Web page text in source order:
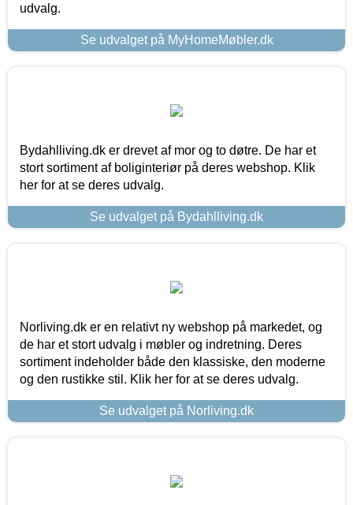
udvalg.
Se udvalget på MyHomeMøbler.dk
Bydahlliving.dk er drevet af mor og to døtre. De har et
stort sortiment af boliginteriør på deres webshop. Klik
her for at se deres udvalg.
Se udvalget på Bydahlliving.dk
Norliving.dk er en relativt ny webshop på markedet, og
de har et stort udvalg i møbler og indretning. Deres
sortiment indeholder både den klassiske, den moderne
og den rustikke stil. Klik her for at se deres udvalg.
Se udvalget på Norliving.dk